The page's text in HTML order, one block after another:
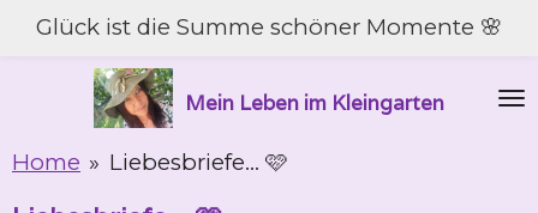
Zum
springen
Mein Leben im Kleingarten
Glück ist die Summe schöner Momente 🌸
Home » Liebesbriefe... 🩷